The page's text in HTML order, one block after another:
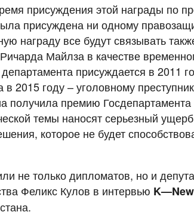
присуждения этой награды по
присуждена ни одному
награду все будут связывать
Майлза в качестве
присуждается в 2011
2015 году – уголовному
получила премию
темы наносят серьезный
которое не будет
не только дипломатов, но и
Феликс Кулов в интервью K—